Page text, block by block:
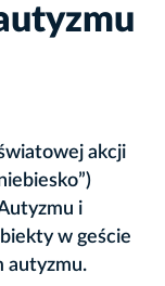
akcji
i
w geście
autyzmu.